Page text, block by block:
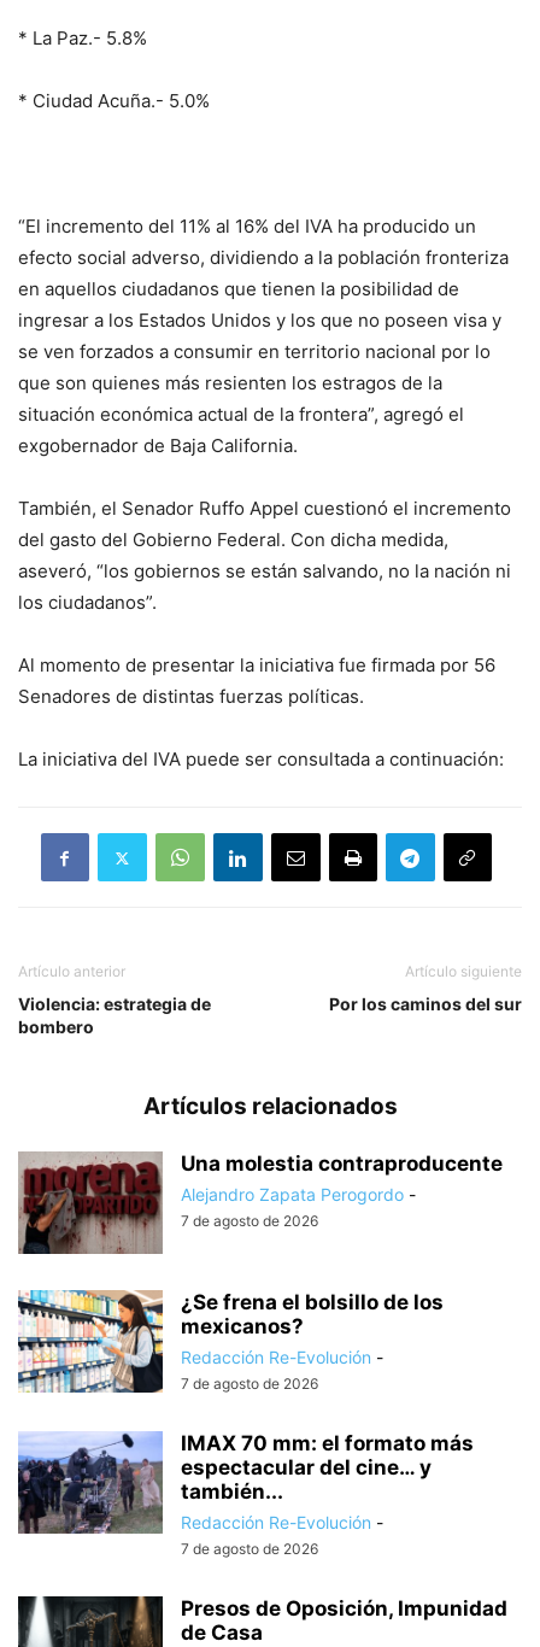
* La Paz.- 5.8%
* Ciudad Acuña.- 5.0%
“El incremento del 11% al 16% del IVA ha producido un
efecto social adverso, dividiendo a la población fronteriza
en aquellos ciudadanos que tienen la posibilidad de
ingresar a los Estados Unidos y los que no poseen visa y
se ven forzados a consumir en territorio nacional por lo
que son quienes más resienten los estragos de la
situación económica actual de la frontera”, agregó el
exgobernador de Baja California.
También, el Senador Ruffo Appel cuestionó el incremento
del gasto del Gobierno Federal. Con dicha medida,
aseveró, “los gobiernos se están salvando, no la nación ni
los ciudadanos”.
Al momento de presentar la iniciativa fue firmada por 56
Senadores de distintas fuerzas políticas.
La iniciativa del IVA puede ser consultada a continuación:
Artículo anterior
Violencia: estrategia de
bombero
Artículo siguiente
Por los caminos del sur
Artículos relacionados
Una molestia contraproducente
Alejandro Zapata Perogordo -
7 de agosto de 2026
¿Se frena el bolsillo de los
mexicanos?
Redacción Re-Evolución -
7 de agosto de 2026
IMAX 70 mm: el formato más
espectacular del cine… y
también...
Redacción Re-Evolución -
7 de agosto de 2026
Presos de Oposición, Impunidad
de Casa